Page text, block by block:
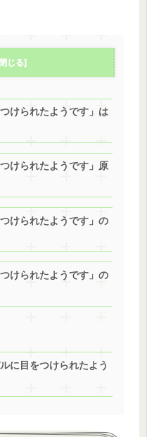
けられたようです」は
けられたようです」原
けられたようです」の
けられたようです」の
に目をつけられたよう